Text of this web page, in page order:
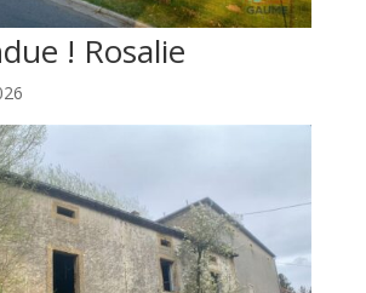
! Rosalie